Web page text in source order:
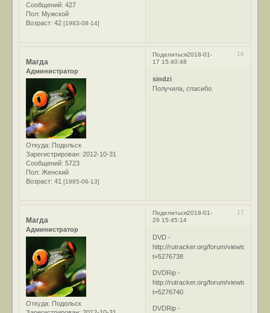
Сообщений: 427
Пол: Мужской
Возраст: 42[1983-08-14]
Поделиться 16
2018-01-
17 15:40:48
Магда
Администратор
Откуда: Подольск
Зарегистрирован: 2012-10-31
Сообщений: 5723
Пол: Женский
Возраст: 41[1985-06-13]
sindzi
Получила, спасибо.
Поделиться 17
2018-01-
29 15:45:14
Магда
Администратор
Откуда: Подольск
DVD -
http://rutracker.org/forum/
t=5276738
DVDRip -
http://rutracker.org/forum/
t=5276740
DVDRip -